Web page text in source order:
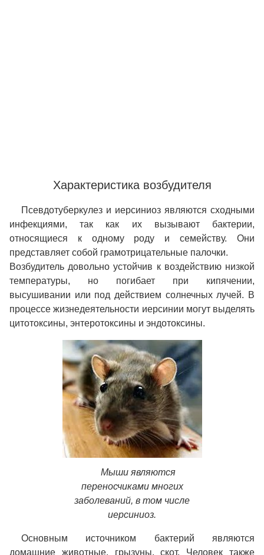
Характеристика возбудителя
Псевдотуберкулез и иерсиниоз являются сходными
инфекциями, так как их вызывают бактерии,
относящиеся к одному роду и семейству. Они
представляет собой грамотрицательные палочки.
Возбудитель довольно устойчив к воздействию низкой
температуры, но погибает при кипячении,
высушивании или под действием солнечных лучей. В
процессе жизнедеятельности иерсинии могут выделять
цитотоксины, энтеротоксины и эндотоксины.
Мыши являются
переносчиками многих
заболеваний, в том числе
иерсиниоз.
Основным источником бактерий являются
домашние животные, грызуны, скот. Человек также